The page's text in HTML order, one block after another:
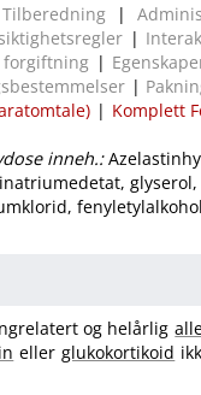
Tilberedning |
|
forgiftning|
|
| Komplett
inneh.:
og helårlig
eller glukokortikoid